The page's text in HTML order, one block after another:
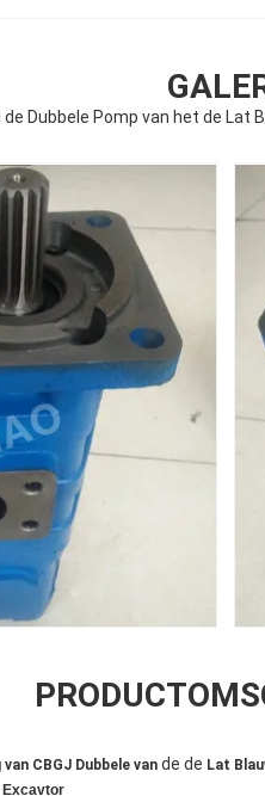
de Dubbele Pomp van het de
CBGJ Dubbele van de de Lat
Excavtor